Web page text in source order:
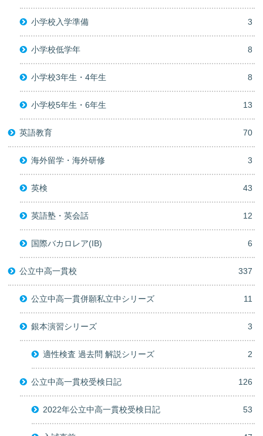
小学校入学準備 3
小学校低学年 8
小学校3年生・4年生 8
小学校5年生・6年生 13
英語教育 70
海外留学・海外研修 3
英検 43
英語塾・英会話 12
国際バカロレア(IB) 6
公立中高一貫校 337
公立中高一貫併願私立中シリーズ 11
銀本演習シリーズ 3
適性検査 過去問 解説シリーズ 2
公立中高一貫校受検日記 126
2022年公立中高一貫校受検日記 53